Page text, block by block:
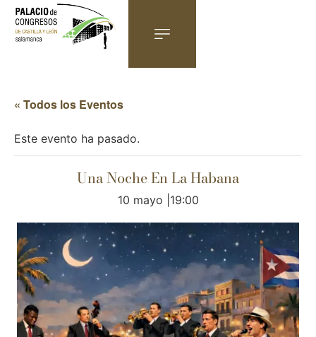
« Todos los Eventos
Este evento ha pasado.
Una Noche En La Habana
10 mayo |19:00